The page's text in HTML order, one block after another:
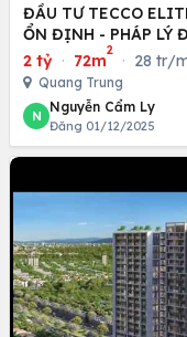
ĐẦU TƯ TECCO
ỔN ĐỊNH - PHÁP LÝ
2 tỷ · 72m
2
· 28 tr/
Quang Trung
N
Nguyễn Cẩm Ly
Đăng 01/12/2025